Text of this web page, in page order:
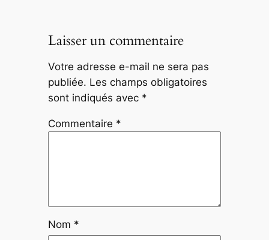
Laisser un commentaire
Votre adresse e-mail ne sera pas
publiée. Les champs obligatoires
sont indiqués avec *
Commentaire *
Nom *